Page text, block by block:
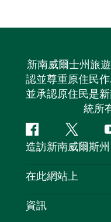
新南威爾士州旅
認並尊重原住民
並承認原住民是
統所
Facebook嘰
嘰
喳
造訪新南威爾斯州
聯絡我們
隱私
在此網站上
目的地
資訊